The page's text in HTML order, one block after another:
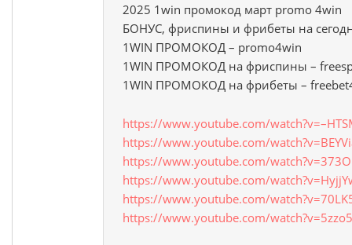
2025 1win промокод март promo 4win
БОНУС, фриспины и фрибеты на
1WIN ПРОМОКОД – promo4win
1WIN ПРОМОКОД на фриспины –
1WIN ПРОМОКОД на фрибеты –
https://www.youtube.com/
https://www.youtube.com/
https://www.youtube.com/
https://www.youtube.com/
https://www.youtube.com/
https://www.youtube.com/